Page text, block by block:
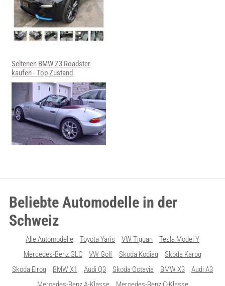
Seltenen BMW Z3 Roadster
kaufen - Top Zustand
Beliebte Automodelle in der
Schweiz
Alle Automodelle Toyota Yaris VW Tiguan
Tesla Model Y
Mercedes-Benz GLC
VW Golf Skoda Kodiaq
Skoda Karoq
Skoda Elroq
BMW X1 Audi Q3 Skoda Octavia BMW X3
Audi A3